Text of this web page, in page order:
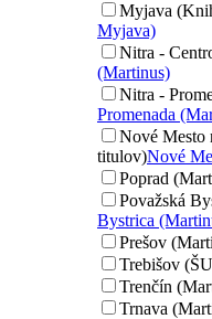
Myjava
Myjava)
Nitra -
(Martinus)
Nitra -
Promenada
Nové Mesto
titulov)Nové
Poprad
Považská
Bystrica
Prešov
Trebišov
Trenčín
Trnava